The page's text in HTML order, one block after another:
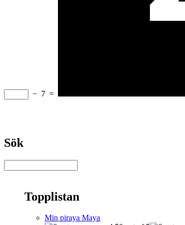
− 7 =
Sök
Topplistan
Min piraya Maya